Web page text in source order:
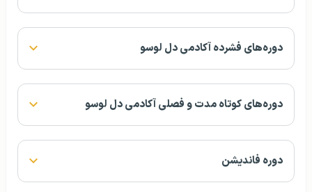
دوره‌های فشرده آکادمی دل لوسو
دوره‌های کوتاه مدت و فصلی آکادمی دل لوسو
دوره فاندیشن